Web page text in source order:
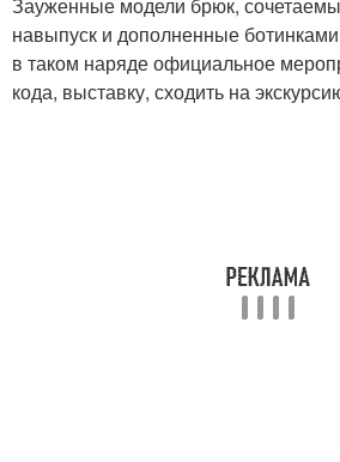
навыпуск и дополненные
в таком наряде официальное
кода, выставку, сходить на